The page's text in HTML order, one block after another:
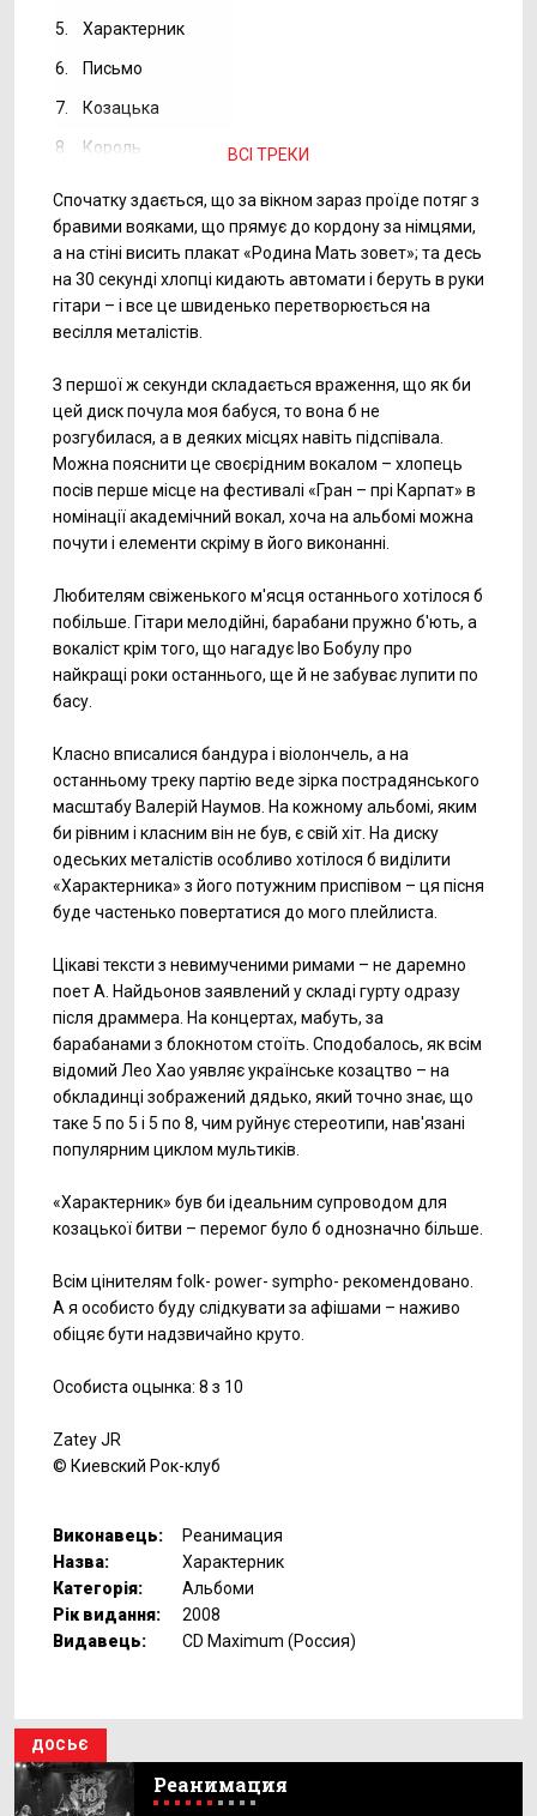
5. Характерник
6. Письмо
7. Козацька
8. Король ВСІ ТРЕКИ
Спочатку здається, що за вікном зараз проїде потяг з
бравими вояками, що прямує до кордону за німцями,
а на стіні висить плакат «Родина Мать зовет»; та десь
на 30 секунді хлопці кидають автомати і беруть в руки
гітари – і все це швиденько перетворюється на
весілля металістів.
З першої ж секунди складається враження, що як би
цей диск почула моя бабуся, то вона б не
розгубилася, а в деяких місцях навіть підспівала.
Можна пояснити це своєрідним вокалом – хлопець
посів перше місце на фестивалі «Гран – прі Карпат» в
номінації академічний вокал, хоча на альбомі можна
почути і елементи скріму в його виконанні.
Любителям свіженького м'ясця останнього хотілося б
побільше. Гітари мелодійні, барабани пружно б'ють, а
вокаліст крім того, що нагадує Іво Бобулу про
найкращі роки останнього, ще й не забуває лупити по
басу.
Класно вписалися бандура і віолончель, а на
останньому треку партію веде зірка пострадянського
масштабу Валерій Наумов. На кожному альбомі, яким
би рівним і класним він не був, є свій хіт. На диску
одеських металістів особливо хотілося б виділити
«Характерника» з його потужним приспівом – ця пісня
буде частенько повертатися до мого плейлиста.
Цікаві тексти з невимученими римами – не даремно
поет А. Найдьонов заявлений у складі гурту одразу
після драммера. На концертах, мабуть, за
барабанами з блокнотом стоїть. Сподобалось, як всім
відомий Лео Хао уявляє українське козацтво – на
обкладинці зображений дядько, який точно знає, що
таке 5 по 5 і 5 по 8, чим руйнує стереотипи, нав'язані
популярним циклом мультиків.
«Характерник» був би ідеальним супроводом для
козацької битви – перемог було б однозначно більше.
Всім цінителям folk- power- sympho- рекомендовано.
А я особисто буду слідкувати за афішами – наживо
обіцяє бути надзвичайно круто.
Особиста оцынка: 8 з 10
Zatey JR
© Киевский Рок-клуб
Виконавець:
Реанимация
Назва:
Характерник
Категорія:
Альбоми
Рік видання:
2008
Видавець:
CD Maximum (Россия)
ДОСЬЄ
Реанимация